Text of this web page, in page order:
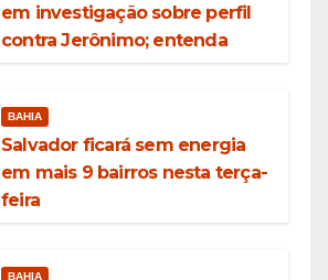
em investigação sobre perfil
contra Jerônimo; entenda
BAHIA
Salvador ficará sem energia
em mais 9 bairros nesta terça-
feira
BAHIA